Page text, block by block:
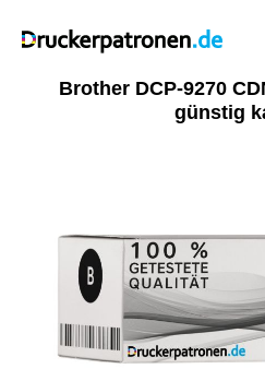
Brother DCP-9270
günstig